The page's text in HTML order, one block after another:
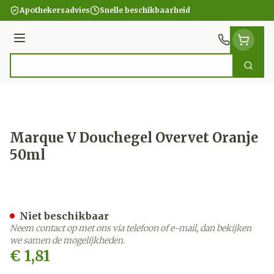
Ga naar de inhoud
Apothekersadvies Snelle beschikbaarheid
Menu
Zoek
Marque V Douchegel Overvet Oranje
50ml
€ 1,81
Niet beschikbaar
Neem contact op met ons via telefoon of e-mail, dan bekijken
we samen de mogelijkheden.